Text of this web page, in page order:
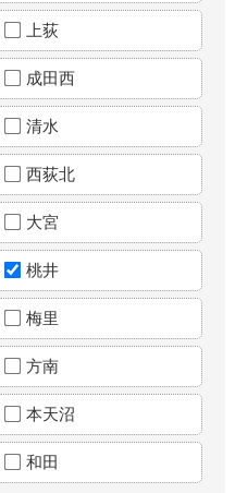
上荻
成田西
清水
西荻北
大宮
桃井
梅里
方南
本天沼
和田